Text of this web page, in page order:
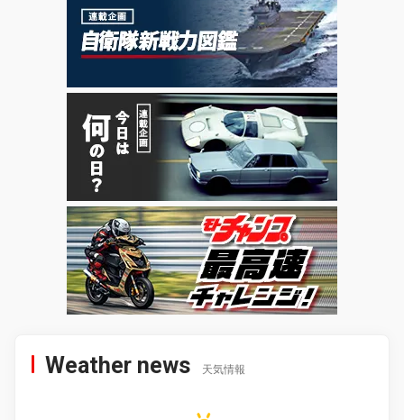
Weather news 天気情報